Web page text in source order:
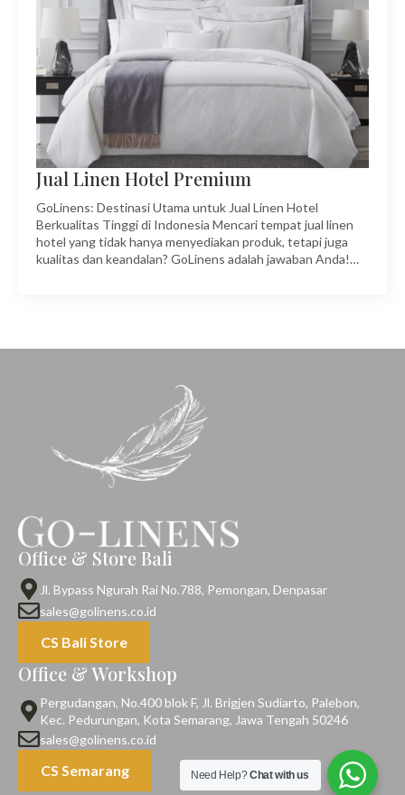
Jual Linen Hotel Premium
GoLinens: Destinasi Utama untuk Jual Linen Hotel
Berkualitas Tinggi di Indonesia Mencari tempat jual linen
hotel yang tidak hanya menyediakan produk, tetapi juga
kualitas dan keandalan? GoLinens adalah jawaban Anda!…
Office & Store Bali
Jl. Bypass Ngurah Rai No.788, Pemongan, Denpasar
sales@golinens.co.id
CS Bali Store
Office & Workshop
Pergudangan, No.400 blok F, Jl. Brigjen Sudiarto, Palebon,
Kec. Pedurungan, Kota Semarang, Jawa Tengah 50246
sales@golinens.co.id
CS Semarang Need Help?Chat with us